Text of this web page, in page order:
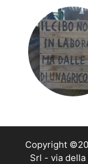
Copyright
Srl - via della